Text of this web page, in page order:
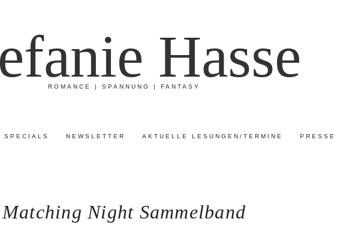
Hasse
ROMANCE | SPANNUNG | FANTASY
SPECIALS NEWSLETTER AKTUELLE LESUNGEN/TERMINE PRESSE
Matching Night Sammelband